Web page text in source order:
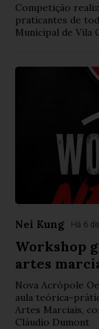
Competição
praticantes de
Municipal de Vila
Nei Kung Há 6
Workshop
artes
Nova Acrópole
aula teórica-
Artes Marciais,
Cláudio Dumont